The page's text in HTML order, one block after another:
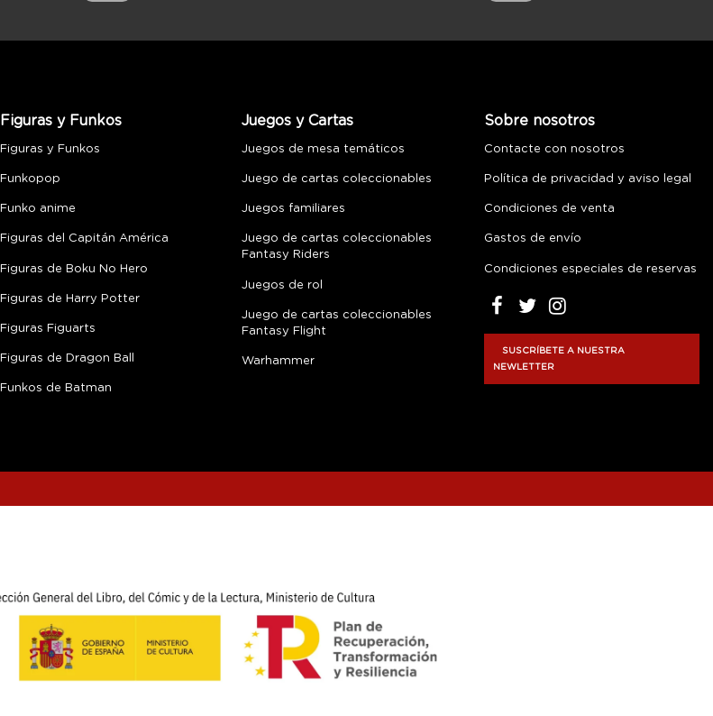
Figuras y Funkos
Figuras y Funkos
Funkopop
Funko anime
Figuras del Capitán América
Figuras de Boku No Hero
Figuras de Harry Potter
Figuras Figuarts
Figuras de Dragon Ball
Funkos de Batman
Juegos y Cartas
Juegos de mesa temáticos
Juego de cartas coleccionables
Juegos familiares
Juego de cartas coleccionables
Fantasy Riders
Juegos de rol
Juego de cartas coleccionables
Fantasy Flight
Warhammer
Sobre nosotros
Contacte con nosotros
Política de privacidad y aviso legal
Condiciones de venta
Gastos de envío
Condiciones especiales de reservas
SUSCRÍBETE A NUESTRA
NEWLETTER